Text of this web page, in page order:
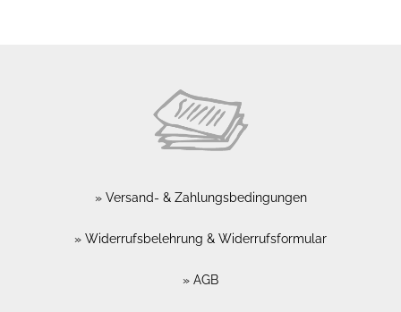
Versand- & Zahlungsbedingungen
Widerrufsbelehrung & Widerrufsformular
AGB